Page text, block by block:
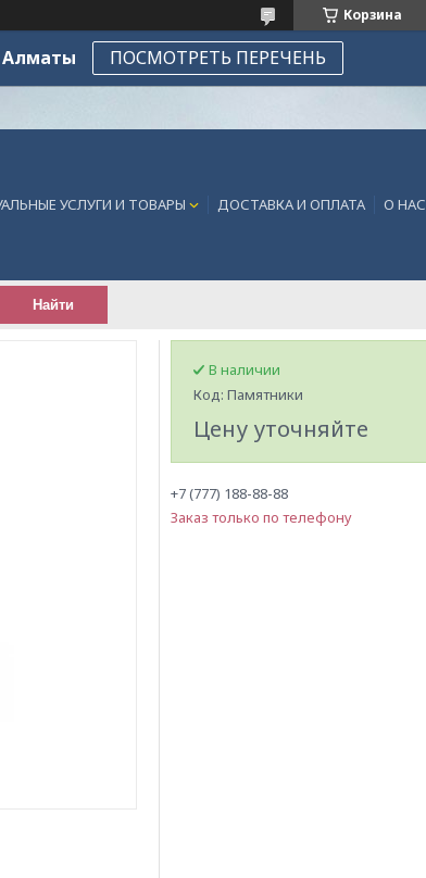
Корзина
Алматы ПОСМОТРЕТЬ ПЕРЕЧЕНЬ
УСЛУГИ И ТОВАРЫ ДОСТАВКА И ОПЛАТА О НАС
Найти
В наличии
Код: Памятники
Цену уточняйте
+7 (777) 188-88-88
Заказ только по телефону